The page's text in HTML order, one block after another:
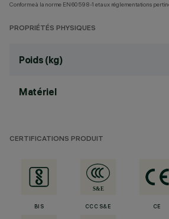
Conforme à la norme EN60598-1 et aux réglementations
PROPRIÉTÉS PHYSIQUES
Poids (kg)
Matériel
CERTIFICATIONS PRODUIT
BIS CCC S&E CE